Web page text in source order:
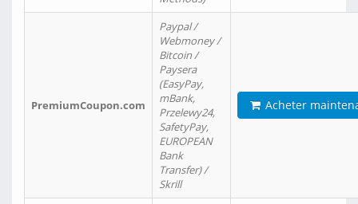
PremiumCoupon.com
Paypal /
Webmoney /
Bitcoin /
Paysera
(EasyPay,
mBank,
Przelewy24,
SafetyPay,
EUROPEAN
Bank
Transfer) /
Skrill
Acheter